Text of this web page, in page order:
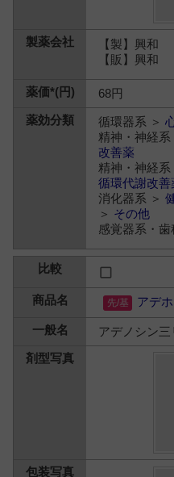
【製】興和
【販】興和
68円
循環器系 ＞
精神・神経
改善薬
精神・神経系
循環代謝改善
消化器系 ＞
＞ その他
感覚器系・歯
アデ
アデノシン